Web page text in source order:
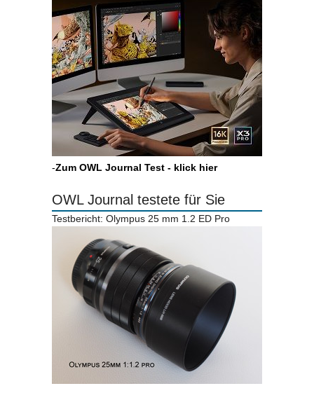
-Zum OWL Journal Test - klick hier
OWL Journal testete für Sie
Testbericht: Olympus 25 mm 1.2 ED Pro